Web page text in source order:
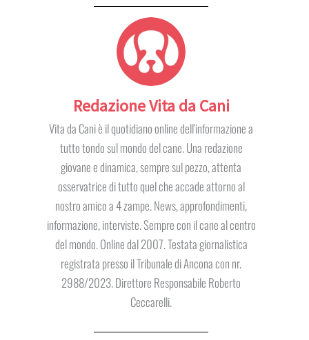
Redazione Vita da Cani
Vita da Cani è il quotidiano online dell'informazione a
tutto tondo sul mondo del cane. Una redazione
giovane e dinamica, sempre sul pezzo, attenta
osservatrice di tutto quel che accade attorno al
nostro amico a 4 zampe. News, approfondimenti,
informazione, interviste. Sempre con il cane al centro
del mondo. Online dal 2007. Testata giornalistica
registrata presso il Tribunale di Ancona con nr.
2988/2023. Direttore Responsabile Roberto
Ceccarelli.